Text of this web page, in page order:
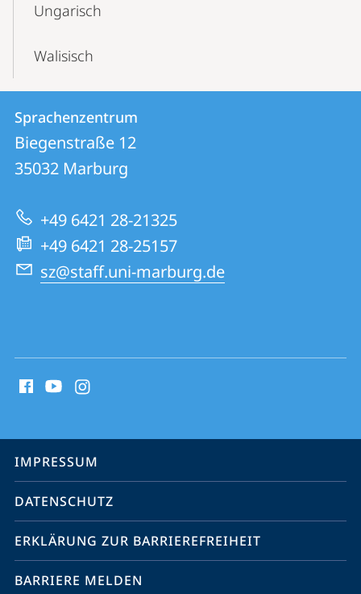
Ungarisch
Walisisch
Kontakt
und
Informationen
zur
Website
Kontaktinformationen
Sprachenzentrum
Sprachenzentrum
Biegenstraße 12
35032 Marburg
+49 6421 28-21325
+49 6421 28-25157
sz@staff.uni-marburg.de
Media
Service-
Navigation
IMPRESSUM
DATENSCHUTZ
ERKLÄRUNG ZUR BARRIEREFREIHEIT
BARRIERE MELDEN